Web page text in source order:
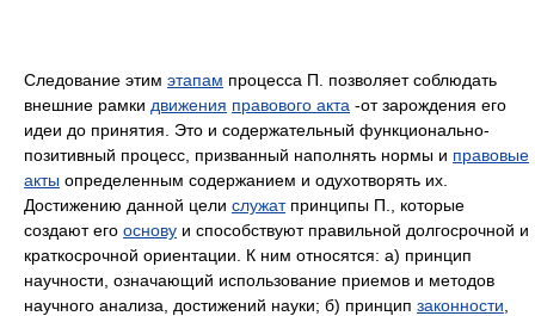
Следование этим этапам процесса П. позволяет соблюдать
внешние рамки движения правового акта -от зарождения его
идеи до принятия. Это и содержательный функционально-
позитивный процесс, призванный наполнять нормы и правовые
акты определенным содержанием и одухотворять их.
Достижению данной цели служатпринципы П., которые
создают его основу и способствуют правильной долгосрочной и
краткосрочной ориентации. К ним относятся: а) принцип
научности, означающий использование приемов и методов
научного анализа, достижений науки; б) принцип законности